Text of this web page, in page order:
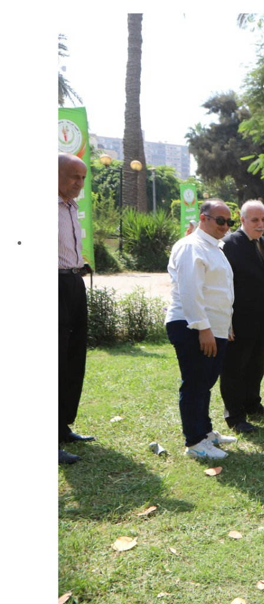
الإدارة
كلمة عميد الكلية
رؤساء الأقسام العلمية
الهيكل التنظيمى
نبذة تاريخية
تاريخ الكلية
الإدارة الحالية
الخطة الإستراتجية و التنفيذية
ميثاق الأخلاقيات
بحوث فى حقوق الملكية الفكرية
إستراتجية التعليم والتعلم
البريد الإلكترونى لإدارات و مراكز الكلية
خريطة الكلية